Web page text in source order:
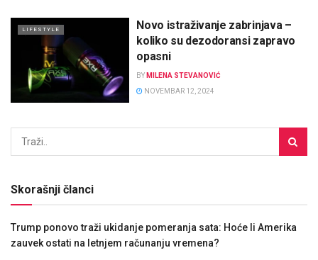
LIFESTYLE
Novo istraživanje zabrinjava –
koliko su dezodoransi zapravo
opasni
BY MILENA STEVANOVIĆ
NOVEMBAR 12, 2024
Skorašnji članci
Trump ponovo traži ukidanje pomeranja sata: Hoće li Amerika
zauvek ostati na letnjem računanju vremena?